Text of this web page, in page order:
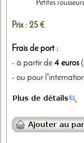
Petites
Prix : 25 €
Frais de port :
- à partir de 4 euros
- ou pour